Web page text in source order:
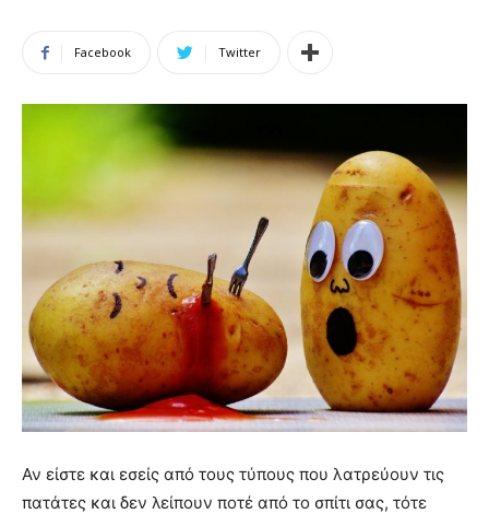
Facebook Twitter
Αν είστε και εσείς από τους τύπους που λατρεύουν τις
πατάτες και δεν λείπουν ποτέ από το σπίτι σας, τότε